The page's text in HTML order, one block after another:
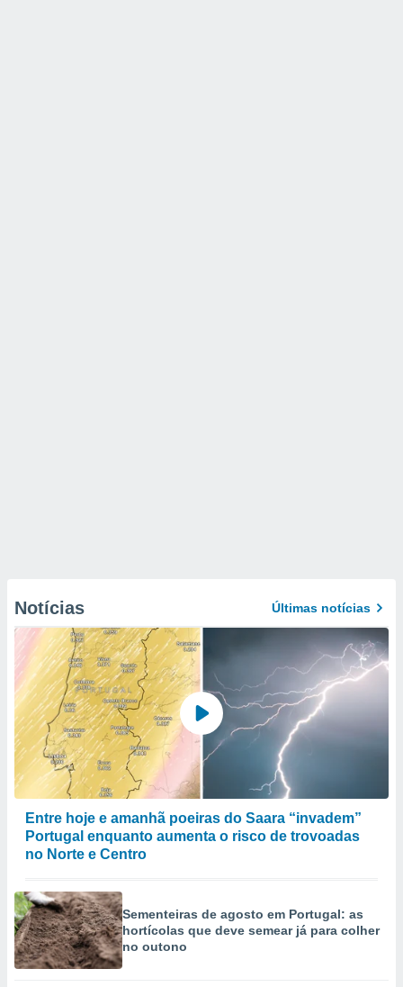
Notícias Últimas notícias
Entre hoje e amanhã poeiras do Saara “invadem”
Portugal enquanto aumenta o risco de trovoadas
no Norte e Centro
Sementeiras de agosto em Portugal: as
hortícolas que deve semear já para colher
no outono